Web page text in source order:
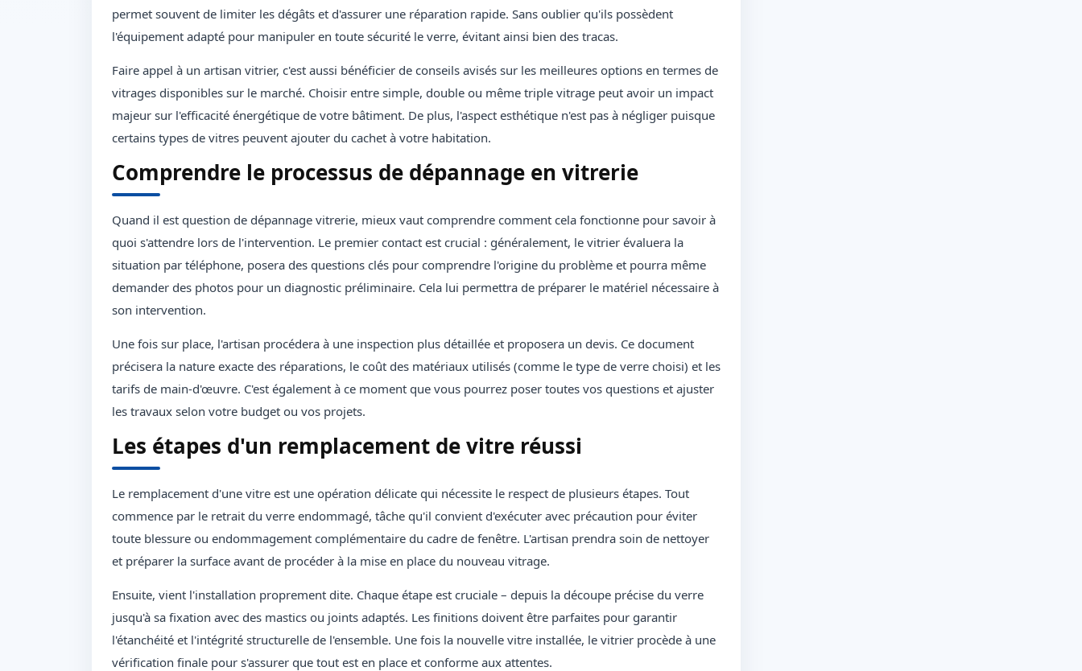
permet souvent de limiter les dégâts et d'assurer une réparation rapide. Sans oublier qu'ils possèdent
l'équipement adapté pour manipuler en toute sécurité le verre, évitant ainsi bien des tracas.
Faire appel à un artisan vitrier, c'est aussi bénéficier de conseils avisés sur les meilleures options en termes de
vitrages disponibles sur le marché. Choisir entre simple, double ou même triple vitrage peut avoir un impact
majeur sur l'efficacité énergétique de votre bâtiment. De plus, l'aspect esthétique n'est pas à négliger puisque
certains types de vitres peuvent ajouter du cachet à votre habitation.
Comprendre le processus de dépannage en vitrerie
Quand il est question de dépannage vitrerie, mieux vaut comprendre comment cela fonctionne pour savoir à
quoi s'attendre lors de l'intervention. Le premier contact est crucial : généralement, le vitrier évaluera la
situation par téléphone, posera des questions clés pour comprendre l'origine du problème et pourra même
demander des photos pour un diagnostic préliminaire. Cela lui permettra de préparer le matériel nécessaire à
son intervention.
Une fois sur place, l'artisan procédera à une inspection plus détaillée et proposera un devis. Ce document
précisera la nature exacte des réparations, le coût des matériaux utilisés (comme le type de verre choisi) et les
tarifs de main-d'œuvre. C'est également à ce moment que vous pourrez poser toutes vos questions et ajuster
les travaux selon votre budget ou vos projets.
Les étapes d'un remplacement de vitre réussi
Le remplacement d'une vitre est une opération délicate qui nécessite le respect de plusieurs étapes. Tout
commence par le retrait du verre endommagé, tâche qu'il convient d'exécuter avec précaution pour éviter
toute blessure ou endommagement complémentaire du cadre de fenêtre. L'artisan prendra soin de nettoyer
et préparer la surface avant de procéder à la mise en place du nouveau vitrage.
Ensuite, vient l'installation proprement dite. Chaque étape est cruciale – depuis la découpe précise du verre
jusqu'à sa fixation avec des mastics ou joints adaptés. Les finitions doivent être parfaites pour garantir
l'étanchéité et l'intégrité structurelle de l'ensemble. Une fois la nouvelle vitre installée, le vitrier procède à une
vérification finale pour s'assurer que tout est en place et conforme aux attentes.